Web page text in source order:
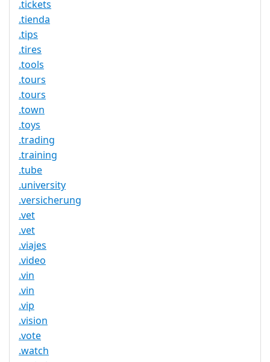
.tickets
.tienda
.tips
.tires
.tools
.tours
.tours
.town
.toys
.trading
.training
.tube
.university
.versicherung
.vet
.vet
.viajes
.video
.vin
.vin
.vip
.vision
.vote
.watch